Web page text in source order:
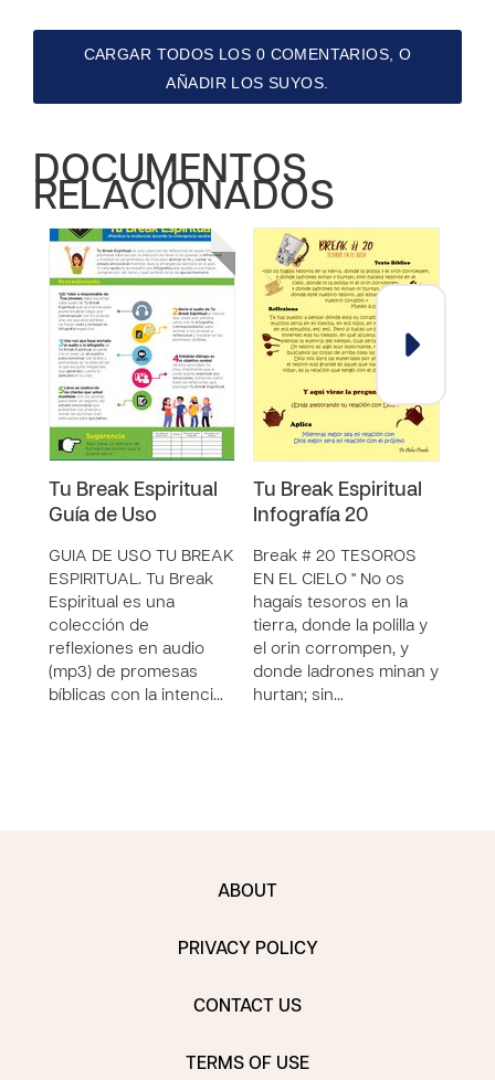
CARGAR TODOS LOS 0 COMENTARIOS, O
AÑADIR LOS SUYOS.
DOCUMENTOS
RELACIONADOS
Tu Break Espiritual
Guía de Uso
GUIA DE USO TU BREAK
ESPIRITUAL. Tu Break
Espiritual es una
colección de
reflexiones en audio
(mp3) de promesas
bíblicas con la intenci…
Tu Break Espiritual
Infografía 20
Break # 20 TESOROS
EN EL CIELO " No os
hagaís tesoros en la
tierra, donde la polilla y
el orin corrompen, y
donde ladrones minan y
hurtan; sin…
ABOUT
PRIVACY POLICY
CONTACT US
TERMS OF USE